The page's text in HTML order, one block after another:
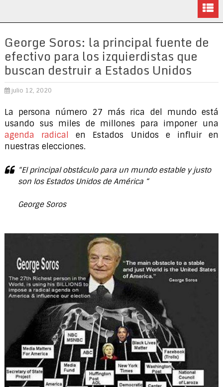
George Soros: la principal fuente de
efectivo para los izquierdistas que
buscan destruir a Estados Unidos
julio 12, 2020
La persona número 27 más rica del mundo está
usando sus miles de millones para imponer una
agenda radical
en Estados Unidos e influir en
nuestras elecciones.
“El principal obstáculo para un mundo estable y justo
son los Estados Unidos de América “
George Soros